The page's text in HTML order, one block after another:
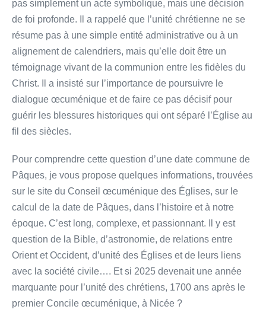
pas simplement un acte symbolique, mais une décision
de foi profonde. Il a rappelé que l’unité chrétienne ne se
résume pas à une simple entité administrative ou à un
alignement de calendriers, mais qu’elle doit être un
témoignage vivant de la communion entre les fidèles du
Christ. Il a insisté sur l’importance de poursuivre le
dialogue œcuménique et de faire ce pas décisif pour
guérir les blessures historiques qui ont séparé l’Église au
fil des siècles.
Pour comprendre cette question d’une date commune de
Pâques, je vous propose quelques informations, trouvées
sur le site du Conseil œcuménique des Églises, sur le
calcul de la date de Pâques, dans l’histoire et à notre
époque. C’est long, complexe, et passionnant. Il y est
question de la Bible, d’astronomie, de relations entre
Orient et Occident, d’unité des Églises et de leurs liens
avec la société civile…. Et si 2025 devenait une année
marquante pour l’unité des chrétiens, 1700 ans après le
premier Concile œcuménique, à Nicée ?